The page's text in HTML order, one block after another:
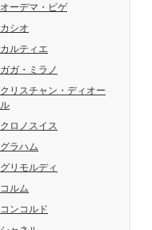
オーデマ・ピゲ
カシオ
カルティエ
ガガ・ミラノ
クリスチャン・ディオー
ル
クロノスイス
グラハム
グリモルディ
コルム
コンコルド